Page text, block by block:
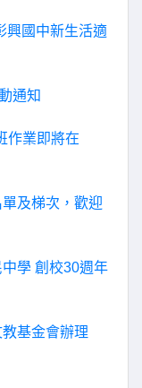
興國中新生活適
通知
作業即將在
及梯次，歡迎
中學 創校30週年
基金會辦理